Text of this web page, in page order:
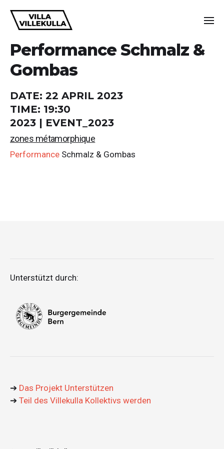
Performance Schmalz &
Gombas
DATE: 22 APRIL 2023
TIME: 19:30
2023 | EVENT_2023
zones métamorphique
Per­for­mance Schmalz & Gombas
Unterstützt durch:
➔ Das Projekt Unterstützen
➔ Teil des Villekulla Kollektivs werden